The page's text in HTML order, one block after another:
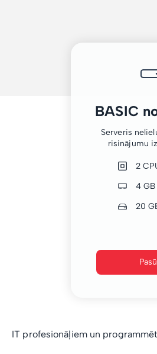
BASIC
Serveris
risinājumu
2
4 GB
20
IT profesionāļiem un